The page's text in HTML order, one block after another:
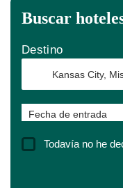
Buscar
Destino
Fecha de entrada
Todavía no he